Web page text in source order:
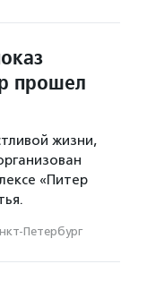
прошел
жизни,
«Питер
Петербург